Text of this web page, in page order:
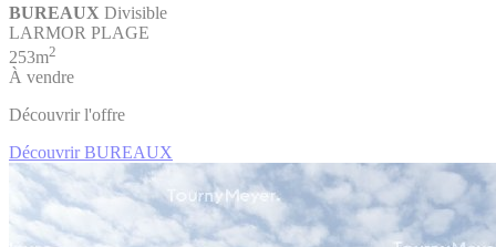
BUREAUX Divisible
LARMOR PLAGE
253m2
À vendre
Découvrir l'offre
Découvrir BUREAUX